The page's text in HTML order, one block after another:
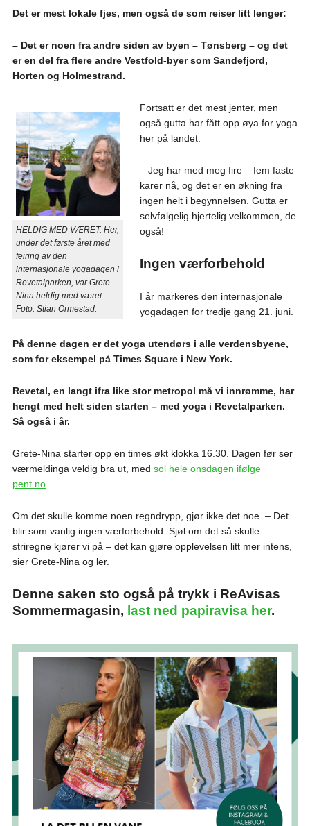
Det er mest lokale fjes, men også de som reiser litt lenger:
– Det er noen fra andre siden av byen – Tønsberg – og det
er en del fra flere andre Vestfold-byer som Sandefjord,
Horten og Holmestrand.
HELDIG MED VÆRET: Her,
under det første året med
feiring av den
internasjonale yogadagen i
Revetalparken, var Grete-
Nina heldig med været.
Foto: Stian Ormestad.
Fortsatt er det mest jenter, men
også gutta har fått opp øya for yoga
her på landet:
– Jeg har med meg fire – fem faste
karer nå, og det er en økning fra
ingen helt i begynnelsen. Gutta er
selvfølgelig hjertelig velkommen, de
også!
Ingen værforbehold
I år markeres den internasjonale
yogadagen for tredje gang 21. juni.
På denne dagen er det yoga utendørs i alle verdensbyene,
som for eksempel på Times Square i New York.
Revetal, en langt ifra like stor metropol må vi innrømme, har
hengt med helt siden starten – med yoga i Revetalparken.
Så også i år.
Grete-Nina starter opp en times økt klokka 16.30. Dagen før ser
værmeldinga veldig bra ut, med sol hele onsdagen ifølge
pent.no.
Om det skulle komme noen regndrypp, gjør ikke det noe. – Det
blir som vanlig ingen værforbehold. Sjøl om det så skulle
striregne kjører vi på – det kan gjøre opplevelsen litt mer intens,
sier Grete-Nina og ler.
Denne saken sto også på trykk i ReAvisas
Sommermagasin, last ned papiravisa her.